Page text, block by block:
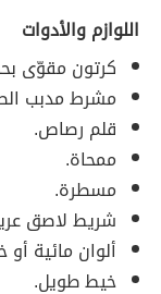
اللوازم والأدوات
كرتون مقوّى
مشرط مدبب
قلم رصاص.
ممحاة.
مسطرة.
شريط لاصق
ألوان مائية
خيط طويل.